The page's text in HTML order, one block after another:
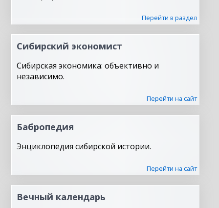
Перейти в раздел
Сибирский экономист
Сибирская экономика: объективно и
независимо.
Перейти на сайт
Бабропедия
Энциклопедия сибирской истории.
Перейти на сайт
Вечный календарь